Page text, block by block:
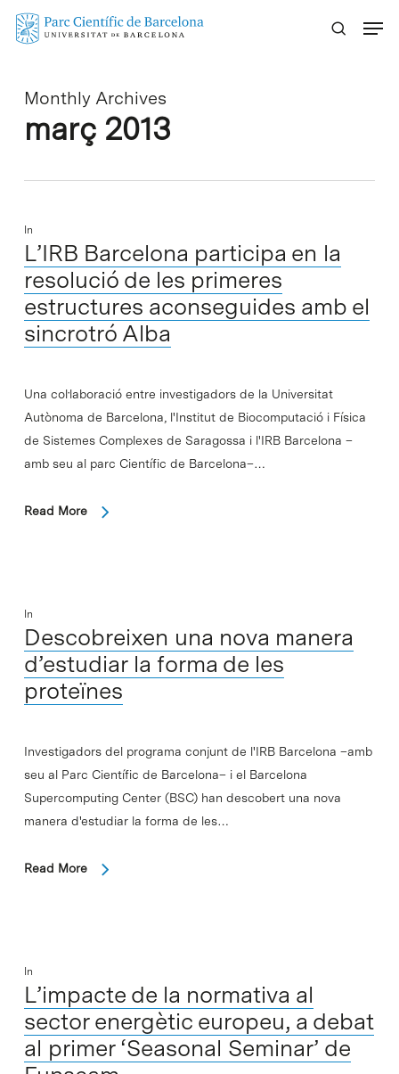
Skip
Monthly Archives
març 2013
In
L’IRB Barcelona participa en la
resolució de les primeres
estructures aconseguides amb el
sincrotró Alba
Una col·laboració entre investigadors de la Universitat
Autònoma de Barcelona, l'Institut de Biocomputació i Física
de Sistemes Complexes de Saragossa i l'IRB Barcelona –
amb seu al parc Científic de Barcelona–…
Read More
In
Descobreixen una nova manera
d’estudiar la forma de les
proteïnes
Investigadors del programa conjunt de l'IRB Barcelona –amb
seu al Parc Científic de Barcelona– i el Barcelona
Supercomputing Center (BSC) han descobert una nova
manera d'estudiar la forma de les…
Read More
In
L’impacte de la normativa al
sector energètic europeu, a debat
al primer ‘Seasonal Seminar’ de